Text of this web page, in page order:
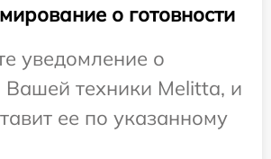
о готовности
уведомление о
Вашей техники Melitta, и
ее по указанному